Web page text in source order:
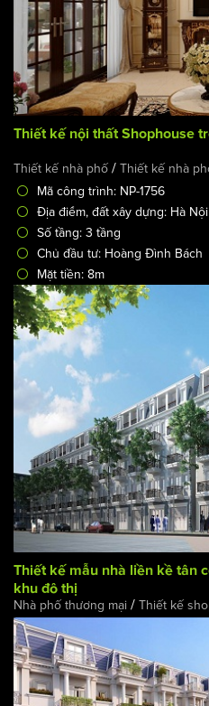
Thiết kế nội thất Shophouse
Thiết kế nhà phố/Thiết kế nhà
Mã công trình: NP-1756
Địa điểm, đất xây dựng: Hà Nội
Số tầng: 3 tầng
Chủ đầu tư: Hoàng Đình Bách
Mặt tiền: 8m
Thiết kế mẫu nhà liền kề tân
khu đô thị
Nhà phố thương mại/Thiết kế